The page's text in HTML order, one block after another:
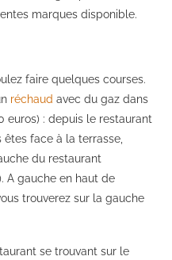
marques disponible.
faire quelques courses.
réchaud avec du gaz dans
euros) : depuis le restaurant
face à la terrasse,
du restaurant
A gauche en haut de
trouverez sur la gauche
se trouvant sur le